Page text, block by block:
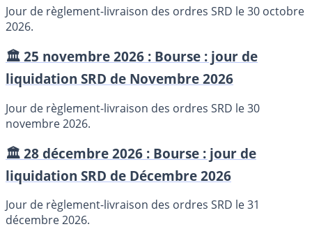
Jour de règlement-livraison des ordres SRD le 30 octobre
2026.
🏛️ 25 novembre 2026 : Bourse : jour de
liquidation SRD de Novembre 2026
Jour de règlement-livraison des ordres SRD le 30
novembre 2026.
🏛️ 28 décembre 2026 : Bourse : jour de
liquidation SRD de Décembre 2026
Jour de règlement-livraison des ordres SRD le 31
décembre 2026.